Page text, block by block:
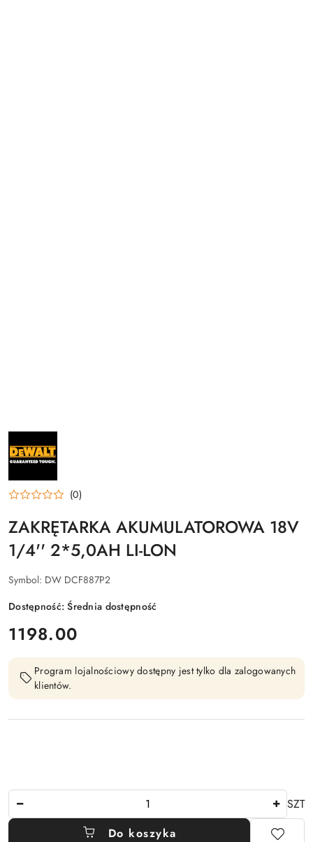
NAZWA
PRODUCENTA:
DEWALT
(0)
ZAKRĘTARKA AKUMULATOROWA 18V
1/4'' 2*5,0AH LI-LON
Symbol: DW DCF887P2
Dostępność:Średnia dostępność
cena:
1198.00
Program lojalnościowy dostępny jest tylko dla zalogowanych
klientów.
SZT
Do koszyka